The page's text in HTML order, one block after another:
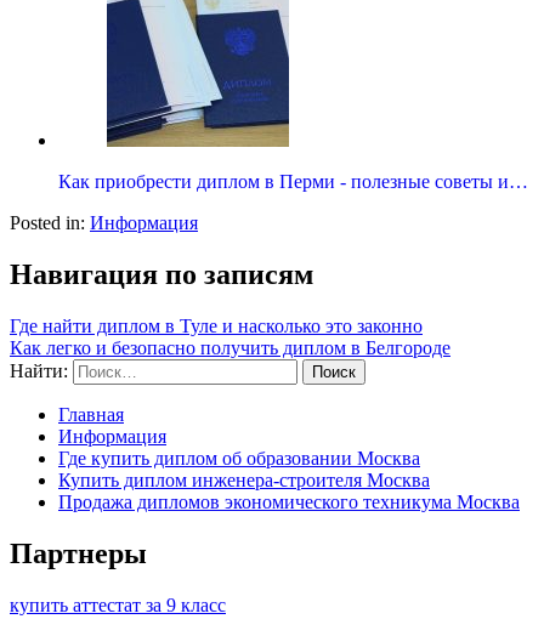
Как приобрести диплом в Перми - полезные советы и…
Posted in: Информация
Навигация по записям
Где найти диплом в Туле и насколько это законно
Как легко и безопасно получить диплом в Белгороде
Найти:
Главная
Информация
Где купить диплом об образовании Москва
Купить диплом инженера-строителя Москва
Продажа дипломов экономического техникума Москва
Партнеры
купить аттестат за 9 класс